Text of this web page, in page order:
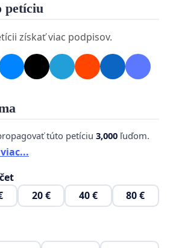
priameho spoja,
počte cestujúcich a dopadoch na
| Podpis | Adresa
petíciu
získať viac podpisov.
túto petíciu 3,000 ľuďom.
20 € 40 € 80 €